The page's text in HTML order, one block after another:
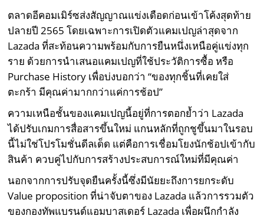
ตลาดอีคอมเมิร์ซส่งสัญญาณแข่งเดือดก่อนเข้าโค้งสุดท้าย
ปลายปี 2565 โดยเฉพาะการเปิดตัวแคมเปญล่าสุดจาก
Lazada ที่สะท้อนความพร้อมกับการยืนหนึ่งเหนือคู่แข่งทุก
ราย ด้วยการนำเสนอแคมเปญที่ใช้ประวัติการซื้อ หรือ
Purchase History เพื่อบ่งบอกว่า “ของทุกชิ้นที่เคยใส่
ตะกร้า มีคุณค่ามากกว่าแค่การช้อป”
ความเหนือชั้นของแคมเปญนี้อยู่ที่การตอกย้ำว่า Lazada
ได้ปรับเกมการสื่อสารขึ้นใหม่ แกนหลักที่ถูกชูขึ้นมาในรอบ
นี้ไม่ใช่โปรโมชั่นดีลเด็ด แต่คือการเชื่อมโยงนักช้อปเข้ากับ
สินค้า ควบคู่ไปกับการสร้างประสบการณ์ใหม่ที่มีคุณค่า
นอกจากการปรับจุดยืนครั้งนี้ซึ่งมีนัยยะถึงการยกระดับ
Value proposition ที่น่าจับตาของ Lazada แล้วการรวมตัว
ของกองทัพแบรนด์แอมบาสเดอร์ Lazada เพื่อผนึกกำลัง